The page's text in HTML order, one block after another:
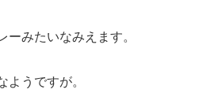
ーみたいなみえます。
ようですが。